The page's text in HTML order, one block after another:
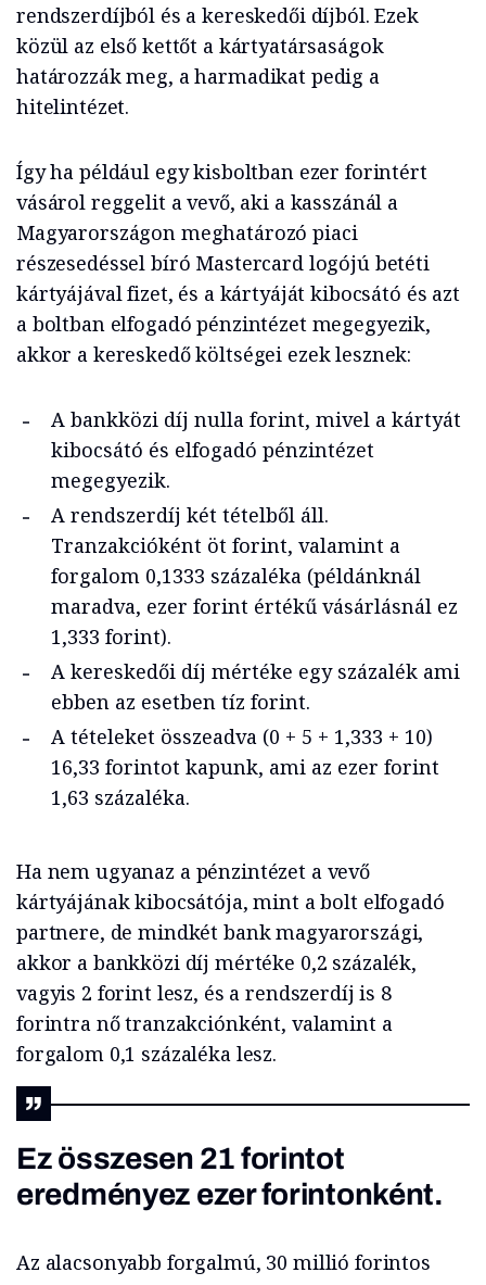
rendszerdíjból és a kereskedői díjból. Ezek
közül az első kettőt a kártyatársaságok
határozzák meg, a harmadikat pedig a
hitelintézet.
Így ha például egy kisboltban ezer forintért
vásárol reggelit a vevő, aki a kasszánál a
Magyarországon meghatározó piaci
részesedéssel bíró Mastercard logójú betéti
kártyájával fizet, és a kártyáját kibocsátó és azt
a boltban elfogadó pénzintézet megegyezik,
akkor a kereskedő költségei ezek lesznek:
A bankközi díj nulla forint, mivel a kártyát
kibocsátó és elfogadó pénzintézet
megegyezik.
A rendszerdíj két tételből áll.
Tranzakcióként öt forint, valamint a
forgalom 0,1333 százaléka (példánknál
maradva, ezer forint értékű vásárlásnál ez
1,333 forint).
A kereskedői díj mértéke egy százalék ami
ebben az esetben tíz forint.
A tételeket összeadva (0 + 5 + 1,333 + 10)
16,33 forintot kapunk, ami az ezer forint
1,63 százaléka.
Ha nem ugyanaz a pénzintézet a vevő
kártyájának kibocsátója, mint a bolt elfogadó
partnere, de mindkét bank magyarországi,
akkor a bankközi díj mértéke 0,2 százalék,
vagyis 2 forint lesz, és a rendszerdíj is 8
forintra nő tranzakciónként, valamint a
forgalom 0,1 százaléka lesz.
Ez összesen 21 forintot
eredményez ezer forintonként.
Az alacsonyabb forgalmú, 30 millió forintos